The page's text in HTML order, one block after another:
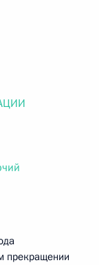
прекращении